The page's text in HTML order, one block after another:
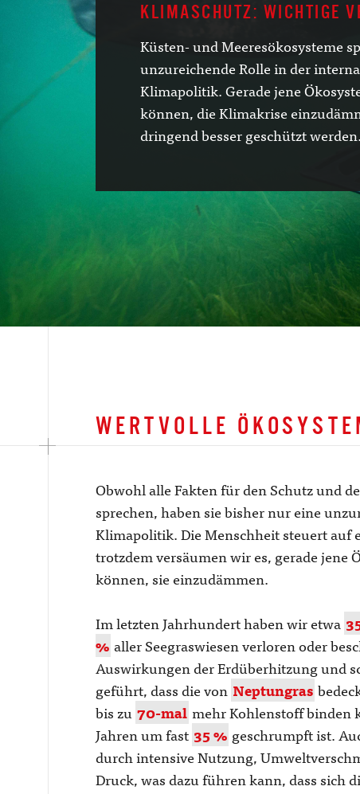
KLIMASCHUTZ: WICHTIGE
Küsten- und Meeresökosysteme
unzureichende Rolle in der
Klimapolitik. Gerade jene
können, die Klimakrise
dringend besser geschützt werden.
WERTVOLLE
Obwohl alle Fakten für den Schutz und
sprechen, haben sie bisher nur eine
Klimapolitik. Die Menschheit steuert auf
trotzdem versäumen wir es, gerade jene
können, sie einzudämmen.
Im letzten Jahrhundert haben wir etwa
% aller Seegraswiesen verloren oder
Auswirkungen der Erdüberhitzung und
geführt, dass die von Neptungras
bis zu 70-mal mehr Kohlenstoff binden
Jahren um fast 35 % geschrumpft ist.
durch intensive Nutzung,
Druck, was dazu führen kann, dass sich